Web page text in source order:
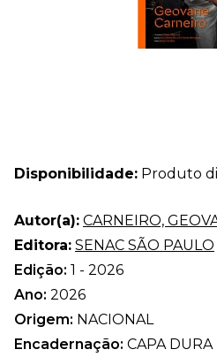
Disponibilidade: Produto
Autor(a): CARNEIRO,
Editora: SENAC SÃO PAULO
Edição: 1 - 2026
Ano: 2026
Origem: NACIONAL
Encadernação: CAPA DURA